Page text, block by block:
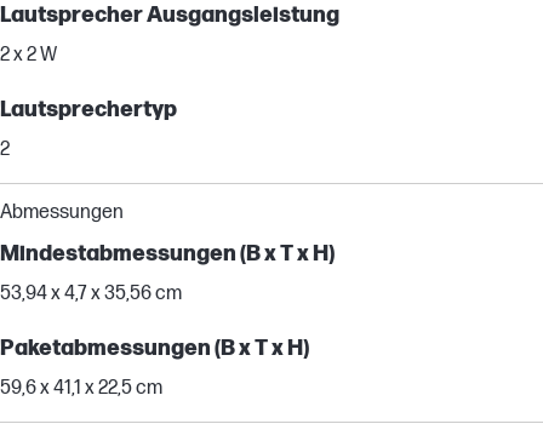
Lautsprecher Ausgangsleistung
2 x 2 W
Lautsprechertyp
2
Abmessungen
Mindestabmessungen (B x T x H)
53,94 x 4,7 x 35,56 cm
Paketabmessungen (B x T x H)
59,6 x 41,1 x 22,5 cm